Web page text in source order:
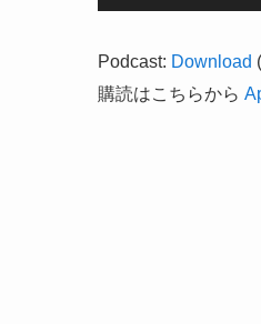
声
ー
Podcast: Download
購読はこちらから